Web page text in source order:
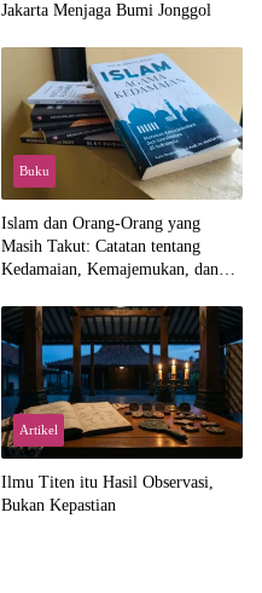
Jakarta Menjaga Bumi Jonggol
Buku
Islam dan Orang-Orang yang
Masih Takut: Catatan tentang
Kedamaian, Kemajemukan, dan
Abdillah
Artikel
Ilmu Titen itu Hasil Observasi,
Bukan Kepastian